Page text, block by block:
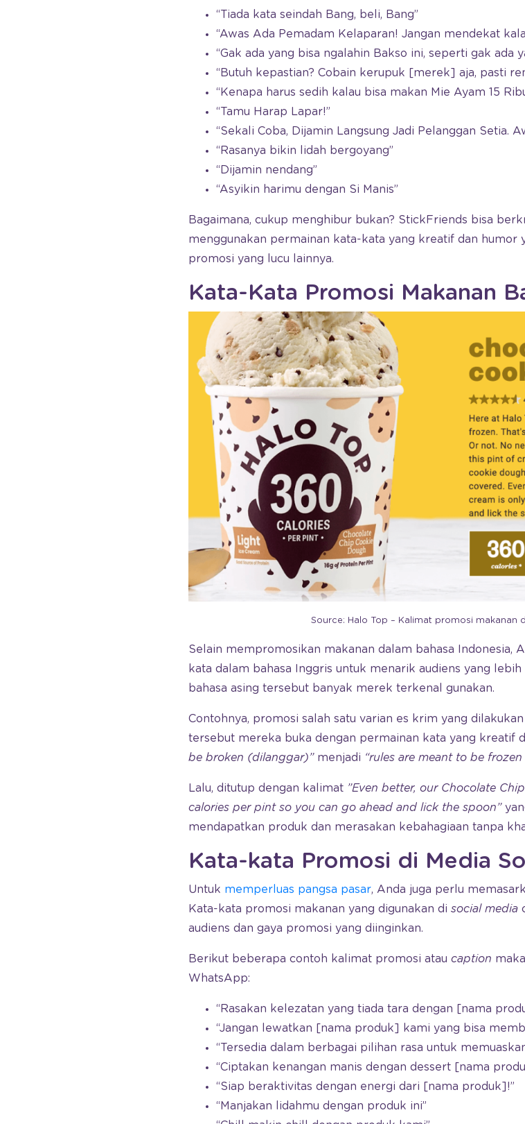
“Tiada kata seindah Bang, beli, Bang”
“Awas Ada Pemadam Kelaparan! Jangan mendekat
“Gak ada yang bisa ngalahin Bakso ini, seperti gak ada
“Butuh kepastian? Cobain kerupuk [merek] aja, pasti
“Kenapa harus sedih kalau bisa makan Mie Ayam 15
“Tamu Harap Lapar!”
“Sekali Coba, Dijamin Langsung Jadi Pelanggan Setia.
“Rasanya bikin lidah bergoyang”
“Dijamin nendang”
“Asyikin harimu dengan Si Manis”
Bagaimana, cukup menghibur bukan? StickFriends bisa
menggunakan permainan kata-kata yang kreatif dan humor
promosi yang lucu lainnya.
Kata-Kata Promosi Makanan
Source: Halo Top – Kalimat promosi makanan
Selain mempromosikan makanan dalam bahasa Indonesia,
kata dalam bahasa Inggris untuk menarik audiens yang
bahasa asing tersebut banyak merek terkenal gunakan.
Contohnya, promosi salah satu varian es krim yang
tersebut mereka buka dengan permainan kata yang kreatif
be broken (dilanggar)”menjadi “rules are meant to be
Lalu, ditutup dengan kalimat ”Even better, our Chocolate
calories per pint so you can go ahead and lick the spoon”
mendapatkan produk dan merasakan kebahagiaan tanpa
Kata-kata Promosi di Media
Untuk memperluas pangsa pasar, Anda juga perlu
Kata-kata promosi makanan yang digunakan di social media
audiens dan gaya promosi yang diinginkan.
Berikut beberapa contoh kalimat promosi atau caption
WhatsApp:
“Rasakan kelezatan yang tiada tara dengan [nama
“Jangan lewatkan [nama produk] kami yang bisa
“Tersedia dalam berbagai pilihan rasa untuk
“Ciptakan kenangan manis dengan dessert [nama
“Siap beraktivitas dengan energi dari [nama produk]!”
“Manjakan lidahmu dengan produk ini”